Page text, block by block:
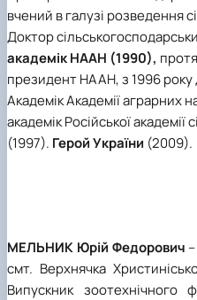
вчений в галузі розведення
Доктор
академік НААН (1990),
президент НААН, з 1996 року
Академік Академії аграрних
академік Російської
(1997). Герой України (2009).
МЕЛЬНИК Юрій Федорович
смт. Верхнячка
Випускник зоотехнічного